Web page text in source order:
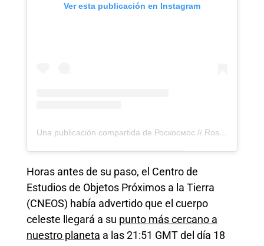
Ver esta publicación en Instagram
Una publicación compartida de Роскосмос // Roscosmos (@roscosmosofficial)
Horas antes de su paso, el Centro de
Estudios de Objetos Próximos a la Tierra
(CNEOS) había advertido que el cuerpo
celeste llegará a su punto más cercano a
nuestro planeta a las 21:51 GMT del día 18